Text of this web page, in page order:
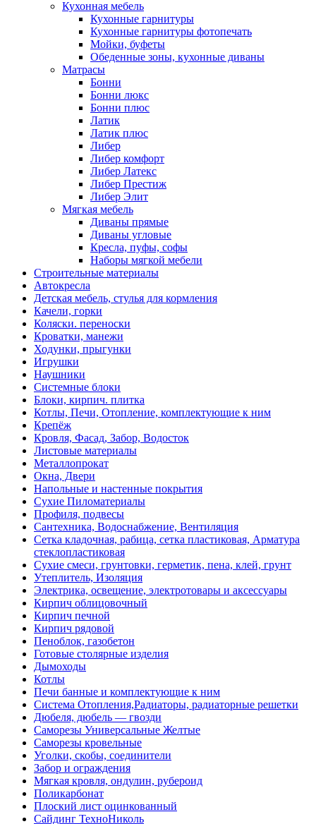
Кухонная мебель
Кухонные гарнитуры
Кухонные гарнитуры фотопечать
Мойки, буфеты
Обеденные зоны, кухонные диваны
Матрасы
Бонни
Бонни люкс
Бонни плюс
Латик
Латик плюс
Либер
Либер комфорт
Либер Латекс
Либер Престиж
Либер Элит
Мягкая мебель
Диваны прямые
Диваны угловые
Кресла, пуфы, софы
Наборы мягкой мебели
Строительные материалы
Автокресла
Детская мебель, стулья для кормления
Качели, горки
Коляски. переноски
Кроватки, манежи
Ходунки, прыгунки
Игрушки
Наушники
Системные блоки
Блоки, кирпич. плитка
Котлы, Печи, Отопление, комплектующие к ним
Крепёж
Кровля, Фасад, Забор, Водосток
Листовые материалы
Металлопрокат
Окна, Двери
Напольные и настенные покрытия
Сухие Пиломатериалы
Профиля, подвесы
Сантехника, Водоснабжение, Вентиляция
Сетка кладочная, рабица, сетка пластиковая, Арматура
стеклопластиковая
Сухие смеси, грунтовки, герметик, пена, клей, грунт
Утеплитель, Изоляция
Электрика, освещение, электротовары и аксессуары
Кирпич облицовочный
Кирпич печной
Кирпич рядовой
Пеноблок, газобетон
Готовые столярные изделия
Дымоходы
Котлы
Печи банные и комплектующие к ним
Система Отопления,Радиаторы, радиаторные решетки
Дюбеля, дюбель — гвозди
Саморезы Универсальные Желтые
Саморезы кровельные
Уголки, скобы, соединители
Забор и ограждения
Мягкая кровля, ондулин, рубероид
Поликарбонат
Плоский лист оцинкованный
Сайдинг ТехноНиколь